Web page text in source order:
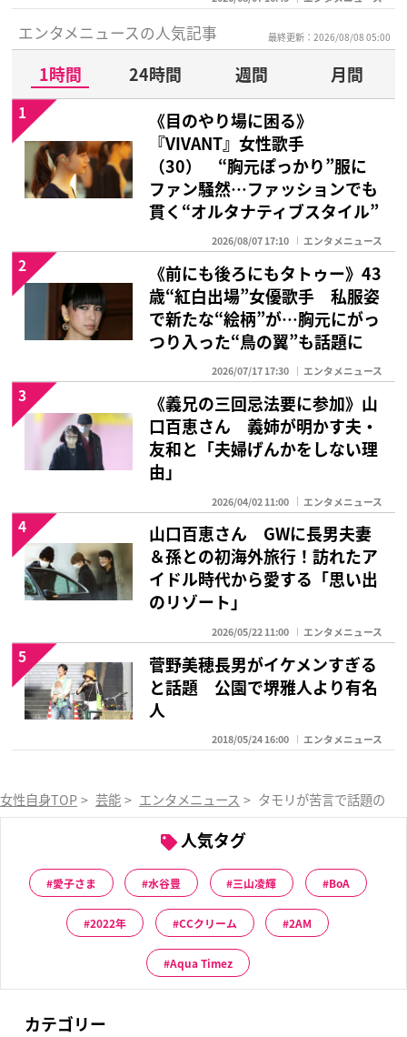
エンタメニュースの人気記事 最終更新：2026/08/08 05:00
1時間 24時間 週間
月間
《目のやり場に困る》
『VIVANT』女性歌手
（30） “胸元ぽっかり”服に
ファン騒然…ファッションでも
貫く“オルタナティブスタイル”
2026/08/07 17:10 エンタメニュース
1
《前にも後ろにもタトゥー》43
歳“紅白出場”女優歌手 私服姿
で新たな“絵柄”が…胸元にがっ
つり入った“鳥の翼”も話題に
2026/07/17 17:30 エンタメニュース
2
《義兄の三回忌法要に参加》山
口百恵さん 義姉が明かす夫・
友和と「夫婦げんかをしない理
由」
2026/04/02 11:00 エンタメニュース
3
山口百恵さん GWに長男夫妻
＆孫との初海外旅行！訪れたア
イドル時代から愛する「思い出
のリゾート」
2026/05/22 11:00 エンタメニュース
4
菅野美穂長男がイケメンすぎる
と話題 公園で堺雅人より有名
人
2018/05/24 16:00 エンタメニュース
5
女性自身TOP > 芸能 > エンタメニュース > タモリが苦言で話題の「
人気タグ
愛子さま 水谷豊 三山凌輝 BoA
2022年 CCクリーム 2AM
Aqua Timez
カテゴリー